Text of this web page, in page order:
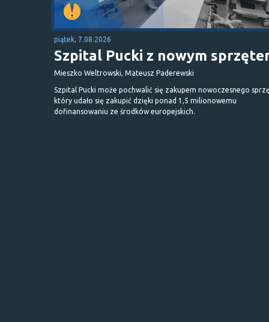
piątek, 7.08.2026
Szpital Pucki z nowym
Mieszko Weltrowski, Mateusz Paderewski
Szpital Pucki może pochwalić się zakupem nowoczesnego
który udało się zakupić dzięki ponad 1,5 milionowemu
dofinansowaniu ze środków europejskich.